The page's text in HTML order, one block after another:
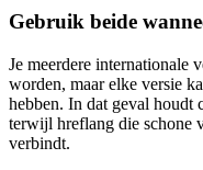
Gebruik beide
Je meerdere internationale
worden, maar elke versie
hebben. In dat geval houdt
terwijl hreflang die schone
verbindt.